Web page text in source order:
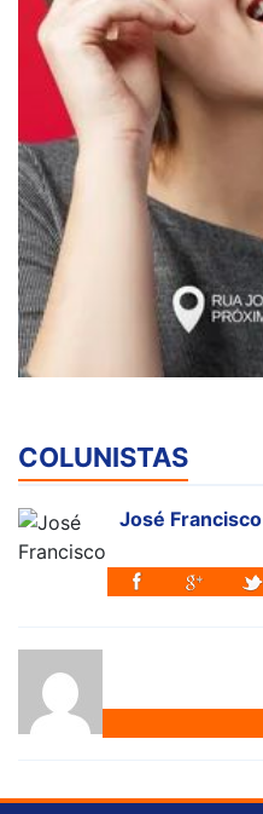
COLUNISTAS
José Francisco